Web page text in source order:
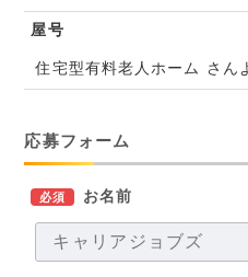
屋号
住宅型有料老人ホーム さん
応募フォーム
必須 お名前